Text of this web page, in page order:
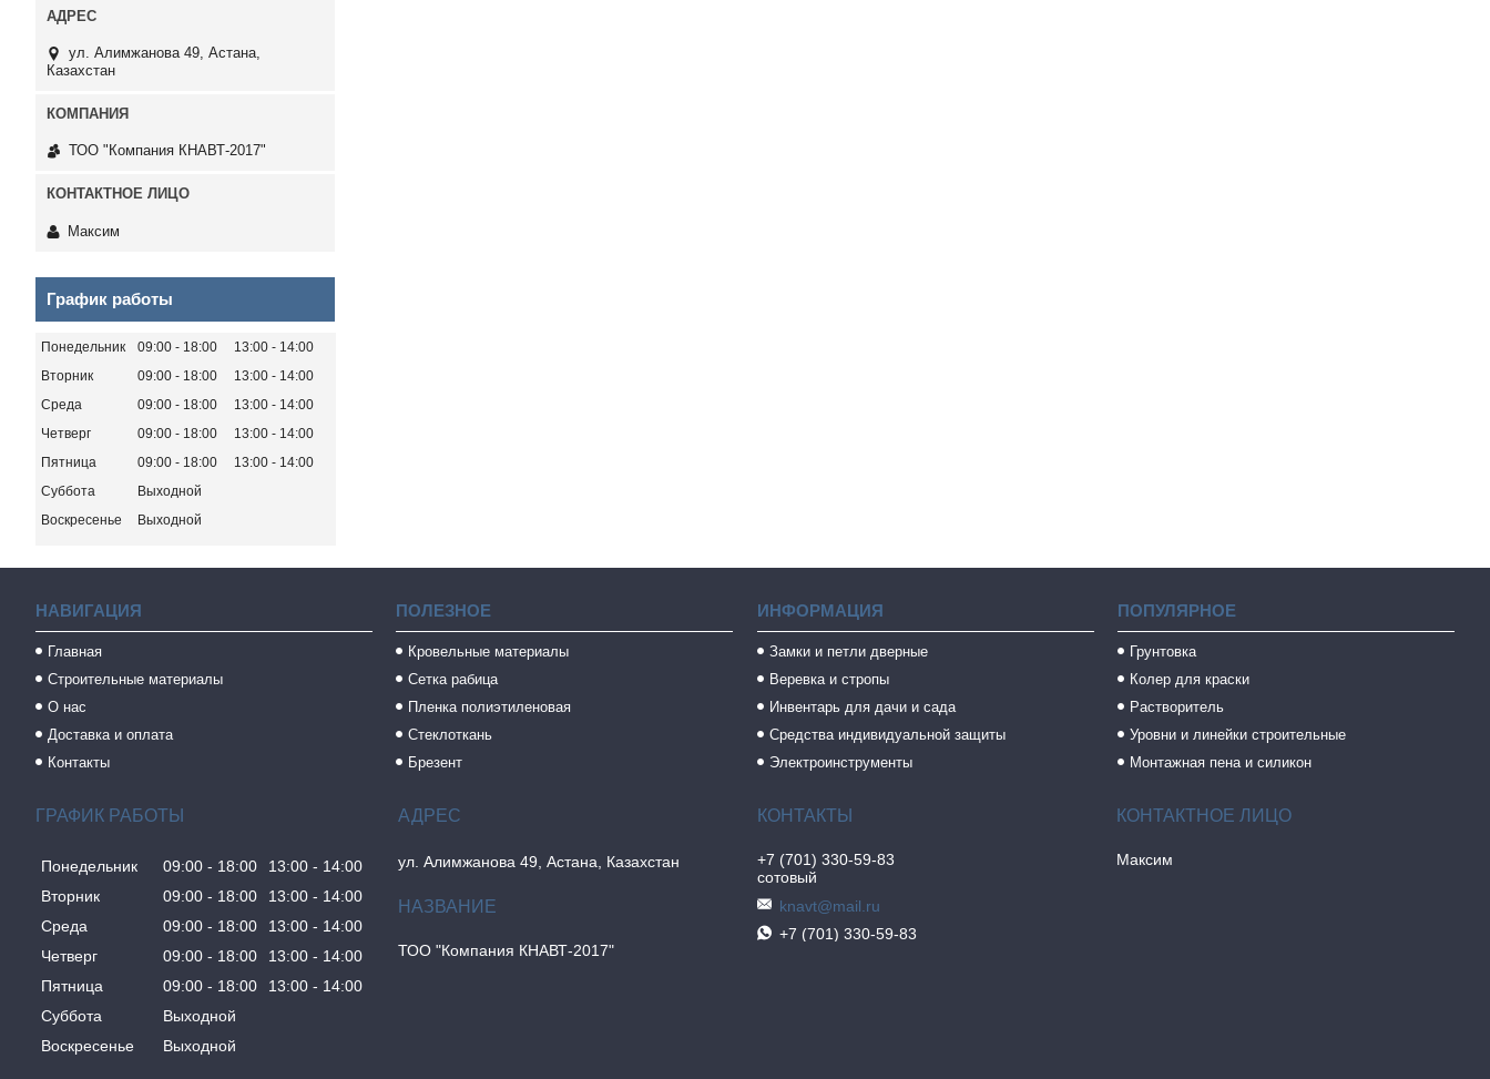
ул. Алимжанова 49, Астана,
Казахстан
ТОО "Компания КНАВТ-2017"
Максим
График работы
Понедельник 09:00 18:00 13:00
14:00
Вторник
09:00 18:00 13:00
14:00
Среда
09:00 18:00 13:00
14:00
Четверг
09:00 18:00 13:00
14:00
Пятница
09:00 18:00 13:00
14:00
Суббота
Выходной
Воскресенье
Выходной
НАВИГАЦИЯ
Главная
Строительные материалы
О нас
Доставка и оплата
Контакты
ПОЛЕЗНОЕ
Кровельные материалы
Сетка рабица
Пленка полиэтиленовая
Стеклоткань
Брезент
ИНФОРМАЦИЯ
Замки и петли дверные
Веревка и стропы
Инвентарь для дачи и сада
Средства индивидуальной защиты
Электроинструменты
ПОПУЛЯРНОЕ
Грунтовка
Колер для краски
Растворитель
Уровни и линейки строительные
Монтажная пена и силикон
ГРАФИК РАБОТЫ
Понедельник 09:00 18:00 13:00
14:00
Вторник
09:00 18:00 13:00
14:00
Среда
09:00 18:00 13:00
14:00
Четверг
09:00 18:00 13:00
14:00
Пятница
09:00 18:00 13:00
14:00
Суббота
Выходной
Воскресенье
Выходной
ул. Алимжанова 49, Астана, Казахстан
ТОО "Компания КНАВТ-2017"
+7 (701) 330-59-83
сотовый
knavt@mail.ru
+7 (701) 330-59-83
Максим